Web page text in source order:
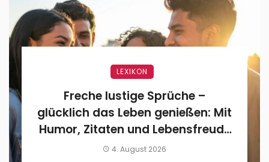
LEXIKON
Freche lustige Sprüche –
glücklich das Leben genießen: Mit
Humor, Zitaten und Lebensfreude
den Alltag feiern
4. August 2026